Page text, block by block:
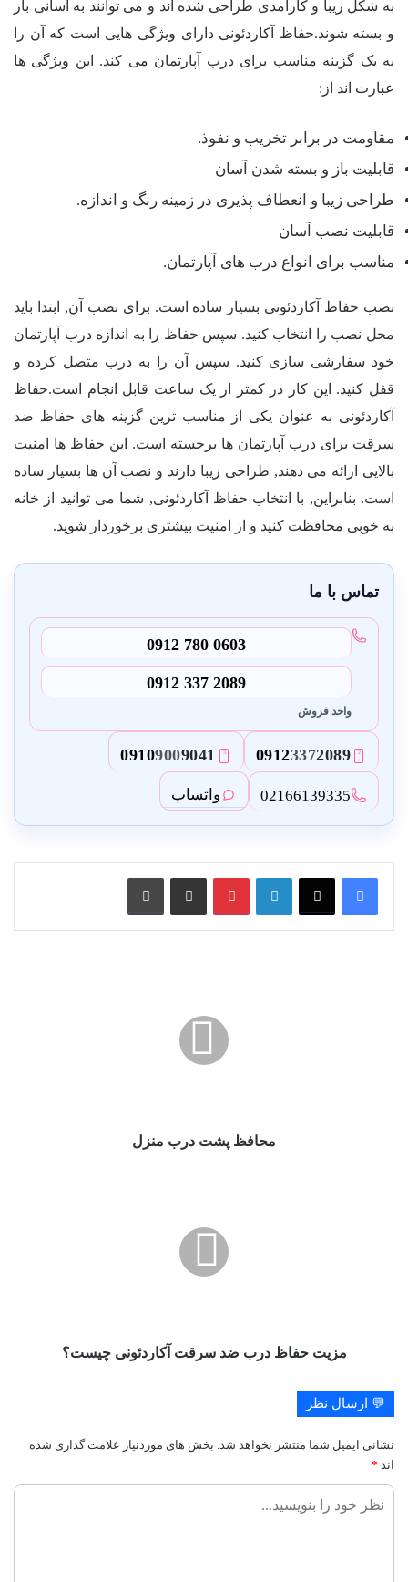
به شکل زیبا و کارآمدی طراحی شده اند و می توانند به آسانی باز
و بسته شوند.حفاظ آکاردئونی دارای ویژگی هایی است که آن را
به یک گزینه مناسب برای درب آپارتمان می کند. این ویژگی ها
عبارت اند از:
مقاومت در برابر تخریب و نفوذ.
قابلیت باز و بسته شدن آسان
طراحی زیبا و انعطاف پذیری در زمینه رنگ و اندازه.
قابلیت نصب آسان
مناسب برای انواع درب های آپارتمان.
نصب حفاظ آکاردئونی بسیار ساده است. برای نصب آن, ابتدا باید
محل نصب را انتخاب کنید. سپس حفاظ را به اندازه درب آپارتمان
خود سفارشی سازی کنید. سپس آن را به درب متصل کرده و
قفل کنید. این کار در کمتر از یک ساعت قابل انجام است.حفاظ
آکاردئونی به عنوان یکی از مناسب ترین گزینه های حفاظ ضد
سرقت برای درب آپارتمان ها برجسته است. این حفاظ ها امنیت
بالایی ارائه می دهند, طراحی زیبا دارند و نصب آن ها بسیار ساده
است. بنابراین, با انتخاب حفاظ آکاردئونی, شما می توانید از خانه
به خوبی محافظت کنید و از امنیت بیشتری برخوردار شوید.
تماس با ما
0912 780 0603
0912 337 2089
واحد فروش
2
09123372089
3
09109009041
02166139335 واتساپ
لینکدین پین ترست از طریق ایمیل به اشتراک بگذارید چاپ کنید
محافظ پشت درب منزل
مزیت حفاظ درب ضد سرقت آکاردئونی چیست؟
💬 ارسال نظر
نشانی ایمیل شما منتشر نخواهد شد. بخش های موردنیاز علامت گذاری شده
اند *